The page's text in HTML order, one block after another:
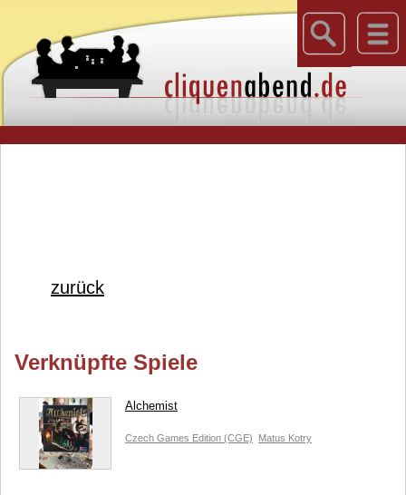
zurück
Verknüpfte Spiele
Alchemist
Czech Games Edition (CGE) Matus Kotry